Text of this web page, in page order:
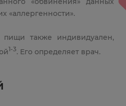
«аллергенности».
также индивидуален,
1-3. Его определяет врач.